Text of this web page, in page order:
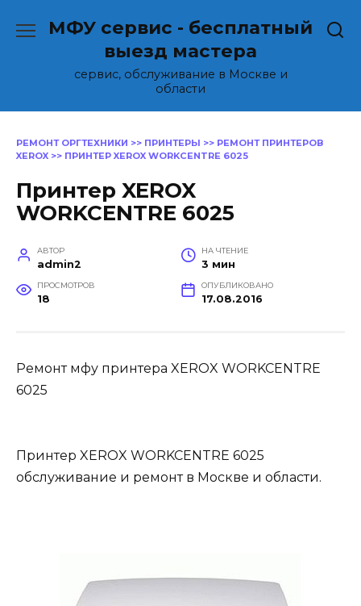
МФУ сервис - бесплатный
выезд мастера
сервис, обслуживание в Москве и
области
РЕМОНТ ОРГТЕХНИКИ >> ПРИНТЕРЫ >> РЕМОНТ ПРИНТЕРОВ
XEROX >> ПРИНТЕР XEROX WORKCENTRE 6025
Принтер XEROX
WORKCENTRE 6025
АВТОР
admin2
НА ЧТЕНИЕ
3 мин
ПРОСМОТРОВ
18
ОПУБЛИКОВАНО
17.08.2016
Ремонт мфу принтера XEROX WORKCENTRE
6025
Принтер XEROX WORKCENTRE 6025
обслуживание и ремонт в Москве и области.